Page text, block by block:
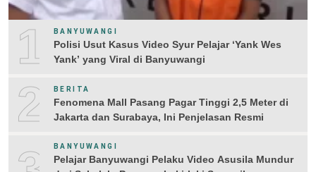
1 BANYUWANGI
Polisi Usut Kasus Video Syur Pelajar ‘Yank Wes
Yank’ yang Viral di Banyuwangi
2 BERITA
Fenomena Mall Pasang Pagar Tinggi 2,5 Meter di
Jakarta dan Surabaya, Ini Penjelasan Resmi
BANYUWANGI
Pelajar Banyuwangi Pelaku Video Asusila Mundur